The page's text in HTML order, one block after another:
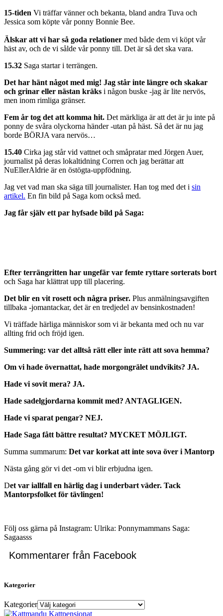
15-tiden Vi träffar vänner och bekanta, bland andra Tuva och
Jessica som köpte vår ponny Bonnie Bee.
Älskar att vi har så goda relationer med både dem vi köpt vår
häst av, och de vi sålde vår ponny till. Det är så det ska vara.
15.32 Saga startar i terrängen.
Det har hänt något med mig! Jag står inte längre och skakar
och grinar eller nästan kräks i någon buske -jag är lite nervös,
men inom rimliga gränser.
Fem år tog det att komma hit. Det märkliga är att det är ju inte på
ponny de svåra olyckorna händer -utan på häst. Så det är nu jag
borde BÖRJA vara nervös…
15.40 Cirka jag står vid vattnet och småpratar med Jörgen Auer,
journalist på deras lokaltidning Corren och jag berättar att
NuEllerAldrie är en östögta-uppfödning.
Jag vet vad man ska säga till journalister. Han tog med det i sin
artikel. En fin bild på Saga kom också med.
Jag får själv ett par hyfsade bild på Saga:
Efter terrängritten har ungefär var femte ryttare sorterats bort
och Saga har klättrat upp till placering.
Det blir en vit rosett och några priser. Plus anmälningsavgiften
tillbaka -jomantackar, det är en tredjedel av bensinkostnaden!
Vi träffade härliga människor som vi är bekanta med och nu var
allting frid och fröjd igen.
Summering: var det alltså rätt eller inte rätt att sova hemma?
Om vi hade övernattat, hade morgongrälet undvikits? JA.
Hade vi sovit mera? JA.
Hade sadelgjordarna kommit med? ANTAGLIGEN.
Hade vi sparat pengar? NEJ.
Hade Saga fått bättre resultat? MYCKET MÖJLIGT.
Summa summarum: Det var korkat att inte sova över i Mantorp
Nästa gång gör vi det -om vi blir erbjudna igen.
Det var iallfall en härlig dag i underbart väder. Tack
Mantorpsfolket för tävlingen!
Följ oss gärna på Instagram: Ulrika: Ponnymammans Saga:
Sagaasss
Kommentarer från Facebook
Kategorier
Kategorier